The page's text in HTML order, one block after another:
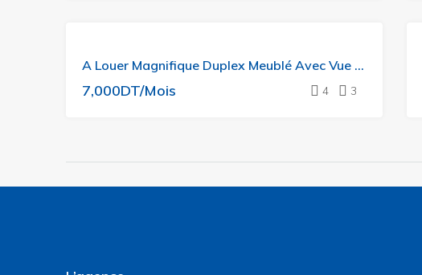
ON AIME
BEAUCOUP
A Louer Magnifique Duplex Meublé Avec Vue Mer
7,000DT/Mois 4 3